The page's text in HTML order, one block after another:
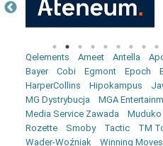
PRODUKTY
AKTUALNOŚCI
LOGOWANIE
REJESTRACJA
Qelements Ameet Antella
Bayer
Cobi Egmont Epoch
HarperCollins
Hipokampus
MG Dystrybucja
MGA
Media Service Zawada
Muduko
Rozette
Smoby Tactic TM
Wader-Woźniak
Winning Moves